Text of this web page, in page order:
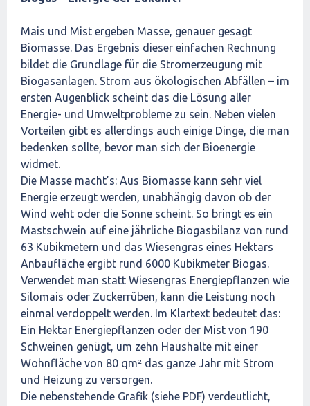
Mais und Mist ergeben Masse, genauer gesagt
Biomasse. Das Ergebnis dieser einfachen Rechnung
bildet die Grundlage für die Stromerzeugung mit
Biogasanlagen. Strom aus ökologischen Abfällen – im
ersten Augenblick scheint das die Lösung aller
Energie- und Umweltprobleme zu sein. Neben vielen
Vorteilen gibt es allerdings auch einige Dinge, die man
bedenken sollte, bevor man sich der Bioenergie
widmet.
Die Masse macht’s: Aus Biomasse kann sehr viel
Energie erzeugt werden, unabhängig davon ob der
Wind weht oder die Sonne scheint. So bringt es ein
Mastschwein auf eine jährliche Biogasbilanz von rund
63 Kubikmetern und das Wiesengras eines Hektars
Anbaufläche ergibt rund 6000 Kubikmeter Biogas.
Verwendet man statt Wiesengras Energiepflanzen wie
Silomais oder Zuckerrüben, kann die Leistung noch
einmal verdoppelt werden. Im Klartext bedeutet das:
Ein Hektar Energiepflanzen oder der Mist von 190
Schweinen genügt, um zehn Haushalte mit einer
Wohnfläche von 80 qm² das ganze Jahr mit Strom
und Heizung zu versorgen.
Die nebenstehende Grafik (siehe PDF) verdeutlicht,